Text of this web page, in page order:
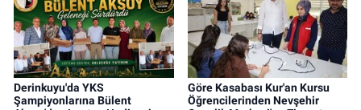
Derinkuyu'da YKS
Şampiyonlarına Bülent
Göre Kasabası Kur'an Kursu
Öğrencilerinden Nevşehir